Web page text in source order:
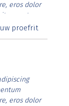
eros dolor
erat.
lorem
proefrit
eros dolor